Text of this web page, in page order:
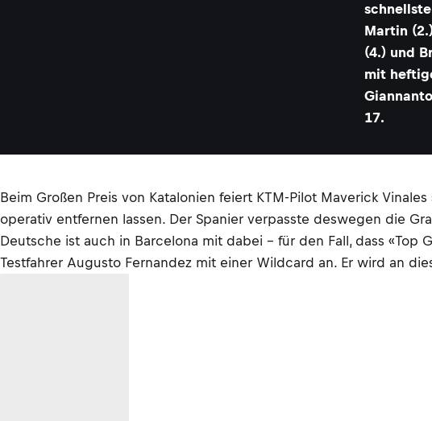
Martin
(4.) und
mit
17.
Beim Großen Preis von Katalonien feiert KTM-Pilot Maverick
operativ entfernen lassen. Der Spanier verpasste deswegen die
Deutsche ist auch in Barcelona mit dabei – für den Fall, dass
Testfahrer Augusto Fernandez mit einer Wildcard an. Er wird an